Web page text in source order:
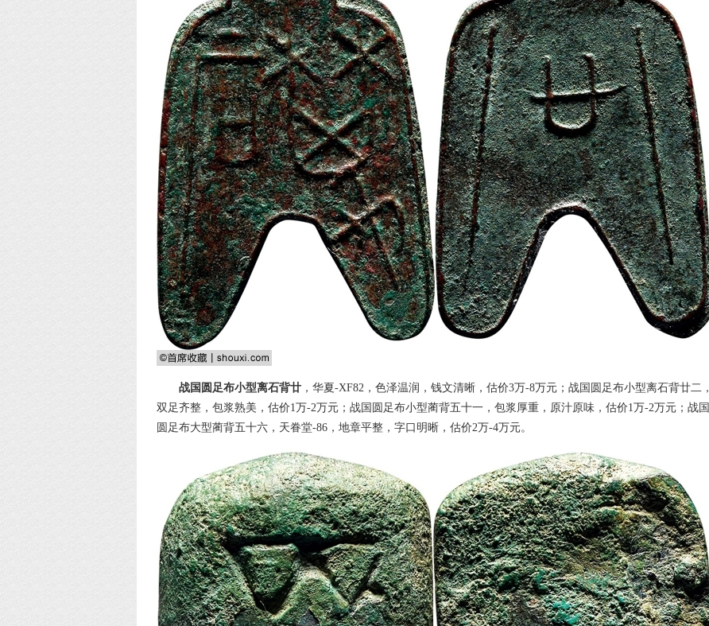
战国圆足布小型离石背廿 ，华夏-XF82，色泽温润，钱文清晰，估价3万-8万元；战国圆足布小型离石背廿二，
双足齐整，包浆熟美，估价1万-2万元；战国圆足布小型蔺背五十一，包浆厚重，原汁原味，估价1万-2万元；战国
圆足布大型蔺背五十六，天眷堂-86，地章平整，字口明晰，估价2万-4万元。